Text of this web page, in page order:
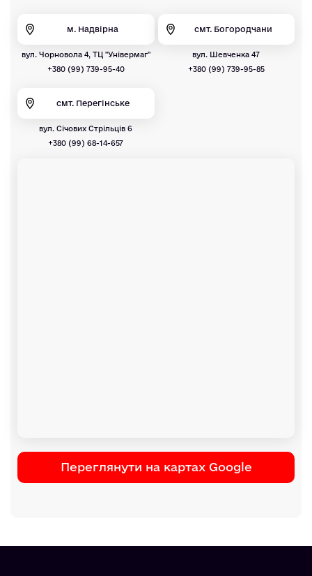
м. Надвірна
вул. Чорновола 4, ТЦ "Універмаг"
+380 (99) 739-95-40
смт. Богородчани
вул. Шевченка 47
+380 (99) 739-95-85
смт. Перегінське
вул. Січових Стрільців 6
+380 (99) 68-14-657
Переглянути на картах Google